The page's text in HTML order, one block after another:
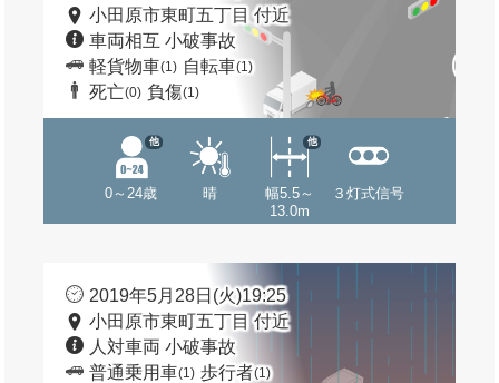
小田原市東町五丁目 付近
車両相互 小破事故
軽貨物車(1) 自転車(1)
死亡(0) 負傷(1)
0～24歳
他
晴
幅5.5～
13.0m
他
３灯式信号
2019年5月28日(火)19:25
小田原市東町五丁目 付近
人対車両 小破事故
普通乗用車(1) 歩行者(1)